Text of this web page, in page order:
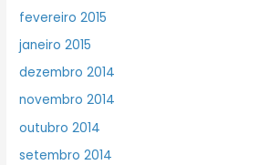
fevereiro 2015
janeiro 2015
dezembro 2014
novembro 2014
outubro 2014
setembro 2014